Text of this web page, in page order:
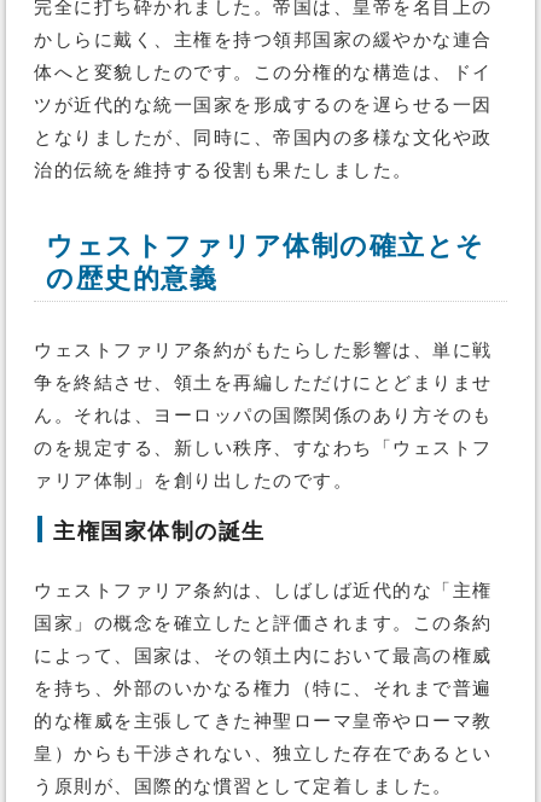
完全に打ち砕かれました。帝国は、皇帝を名目上の
かしらに戴く、主権を持つ領邦国家の緩やかな連合
体へと変貌したのです。この分権的な構造は、ドイ
ツが近代的な統一国家を形成するのを遅らせる一因
となりましたが、同時に、帝国内の多様な文化や政
治的伝統を維持する役割も果たしました。
ウェストファリア体制の確立とそ
の歴史的意義
ウェストファリア条約がもたらした影響は、単に戦
争を終結させ、領土を再編しただけにとどまりませ
ん。それは、ヨーロッパの国際関係のあり方そのも
のを規定する、新しい秩序、すなわち「ウェストフ
ァリア体制」を創り出したのです。
主権国家体制の誕生
ウェストファリア条約は、しばしば近代的な「主権
国家」の概念を確立したと評価されます。この条約
によって、国家は、その領土内において最高の権威
を持ち、外部のいかなる権力（特に、それまで普遍
的な権威を主張してきた神聖ローマ皇帝やローマ教
皇）からも干渉されない、独立した存在であるとい
う原則が、国際的な慣習として定着しました。